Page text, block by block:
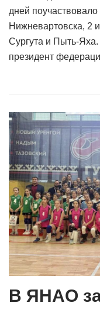
дней
Нижневартовска, 2
Сургута и Пыть-
президент
В ЯНАО